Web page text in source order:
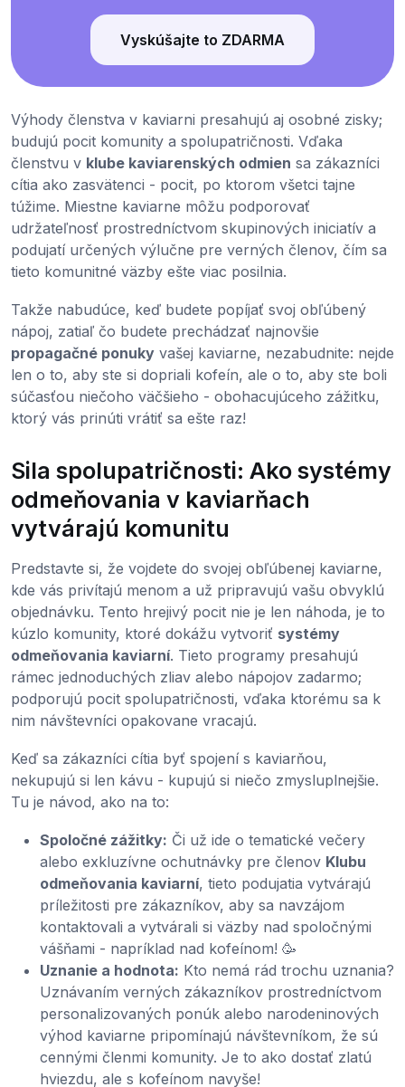
Vyskúšajte to ZDARMA
Výhody členstva v kaviarni presahujú aj osobné zisky;
budujú pocit komunity a spolupatričnosti. Vďaka
členstvu v klube kaviarenských odmien sa zákazníci
cítia ako zasvätenci - pocit, po ktorom všetci tajne
túžime. Miestne kaviarne môžu podporovať
udržateľnosť prostredníctvom skupinových iniciatív a
podujatí určených výlučne pre verných členov, čím sa
tieto komunitné väzby ešte viac posilnia.
Takže nabudúce, keď budete popíjať svoj obľúbený
nápoj, zatiaľ čo budete prechádzať najnovšie
propagačné ponuky vašej kaviarne, nezabudnite: nejde
len o to, aby ste si dopriali kofeín, ale o to, aby ste boli
súčasťou niečoho väčšieho - obohacujúceho zážitku,
ktorý vás prinúti vrátiť sa ešte raz!
Sila spolupatričnosti: Ako systémy
odmeňovania v kaviarňach
vytvárajú komunitu
Predstavte si, že vojdete do svojej obľúbenej kaviarne,
kde vás privítajú menom a už pripravujú vašu obvyklú
objednávku. Tento hrejivý pocit nie je len náhoda, je to
kúzlo komunity, ktoré dokážu vytvoriť systémy
odmeňovania kaviarní. Tieto programy presahujú
rámec jednoduchých zliav alebo nápojov zadarmo;
podporujú pocit spolupatričnosti, vďaka ktorému sa k
nim návštevníci opakovane vracajú.
Keď sa zákazníci cítia byť spojení s kaviarňou,
nekupujú si len kávu - kupujú si niečo zmysluplnejšie.
Tu je návod, ako na to:
Spoločné zážitky: Či už ide o tematické večery
alebo exkluzívne ochutnávky pre členov Klubu
odmeňovania kaviarní, tieto podujatia vytvárajú
príležitosti pre zákazníkov, aby sa navzájom
kontaktovali a vytvárali si väzby nad spoločnými
vášňami - napríklad nad kofeínom! 🥳
Uznanie a hodnota: Kto nemá rád trochu uznania?
Uznávaním verných zákazníkov prostredníctvom
personalizovaných ponúk alebo narodeninových
výhod kaviarne pripomínajú návštevníkom, že sú
cennými členmi komunity. Je to ako dostať zlatú
hviezdu, ale s kofeínom navyše!